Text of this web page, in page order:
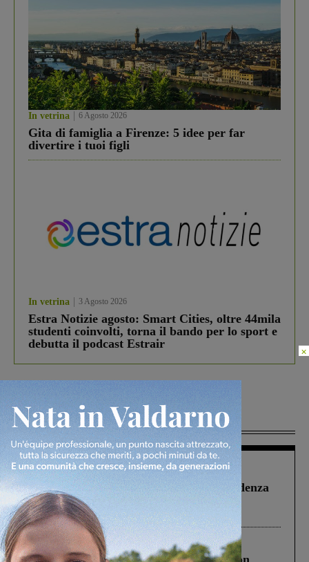
In vetrina 6 Agosto 2026
Gita di famiglia a Firenze: 5 idee per far
divertire i tuoi figli
In vetrina 3 Agosto 2026
Estra Notizie agosto: Smart Cities, oltre 44mila
studenti coinvolti, torna il bando per lo sport e
debutta il podcast Estrair
Più lette
Figline Incisa Valdarno 1 Agosto 2026
Piscina di Figline finanziata oltre la scadenza
Pnrr, il gruppo di Fratelli d’Italia: “Un
ringraziamento al Governo”
Cronaca 3 Agosto 2026
×